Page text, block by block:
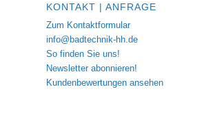
KONTAKT | ANFRAGE
Zum Kontaktformular
info@badtechnik-hh.de
So finden Sie uns!
Newsletter abonnieren!
Kundenbewertungen ansehen